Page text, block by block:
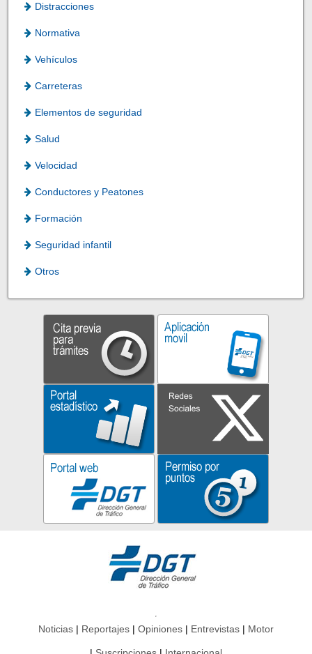
Distracciones
Normativa
Vehículos
Carreteras
Elementos de seguridad
Salud
Velocidad
Conductores y Peatones
Formación
Seguridad infantil
Otros
Noticias Reportajes Opiniones Entrevistas Motor